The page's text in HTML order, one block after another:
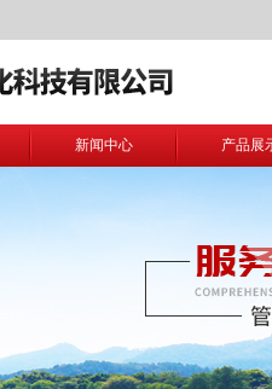
新闻中心 产品展